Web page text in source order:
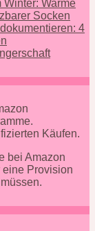
Warme
Socken
4
Käufen.
bei Amazon
eine Provision